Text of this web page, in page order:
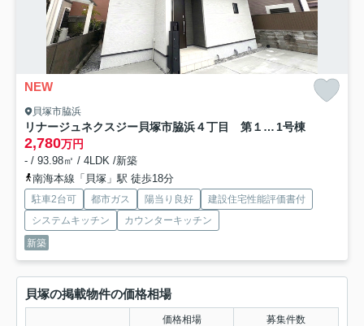
NEW
貝塚市脇浜
リナージュネクスジー貝塚市脇浜４丁目 第１期新築戸建 1号棟
2,780万円
- / 93.98㎡ / 4LDK /新築
南海本線「貝塚」駅 徒歩18分
駐車2台可 都市ガス 陽当り良好
建設住宅性能評価書付
システムキッチン
カウンターキッチン
新築
貝塚の掲載物件の価格相場
価格相場 募集件数